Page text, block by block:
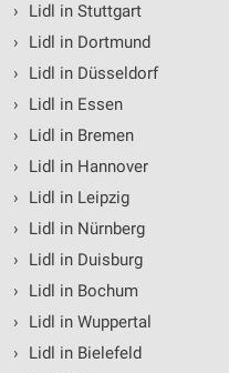
›
Lidl in Stuttgart
›
Lidl in Dortmund
›
Lidl in Düsseldorf
›
Lidl in Essen
›
Lidl in Bremen
›
Lidl in Hannover
›
Lidl in Leipzig
›
Lidl in Nürnberg
›
Lidl in Duisburg
›
Lidl in Bochum
›
Lidl in Wuppertal
›
Lidl in Bielefeld